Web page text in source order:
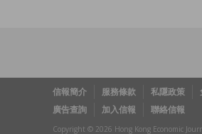
信報簡介 服務條款 私隱政策
廣告查詢
加入信報 聯絡信報
Copyright © 2026 Hong Kong Economic